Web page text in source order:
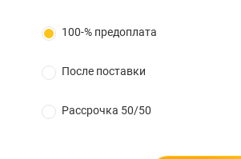
100-% предоплата
После поставки
Рассрочка 50/50